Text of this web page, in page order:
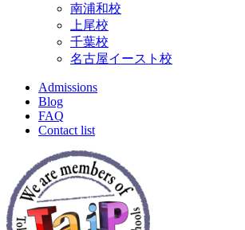
南浦和校
上尾校
千葉校
名古屋イースト校
Admissions
Blog
FAQ
Contact list